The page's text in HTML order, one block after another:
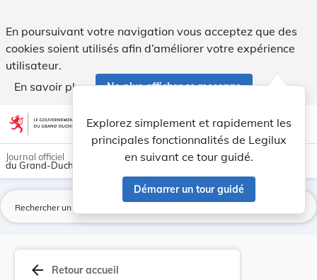
En poursuivant votre navigation vous acceptez que des
cookies soient utilisés afin d’améliorer votre expérience
utilisateur.
En savoir plus
Ne plus afficher ce message
Aller au contenu account_circle help Aide
Explorez simplement et rapidement les
principales fonctionnalités de Legilux
en suivant ce tour guidé.
Démarrer un tour guidé
light_mode dark_mode
Journal officiel
du Grand-Duché de Luxembourg
arrow_back Retour accueil